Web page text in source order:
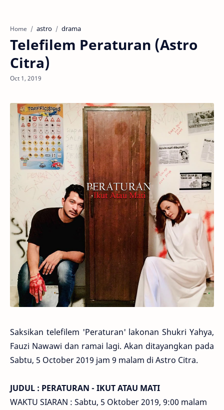
Home astro drama
Telefilem Peraturan (Astro
Citra)
Saksikan telefilem 'Peraturan' lakonan Shukri Yahya,
Fauzi Nawawi dan ramai lagi. Akan ditayangkan pada
Sabtu, 5 October 2019 jam 9 malam di Astro Citra.
JUDUL : PERATURAN - IKUT ATAU MATI
WAKTU SIARAN : Sabtu, 5 Oktober 2019, 9:00 malam